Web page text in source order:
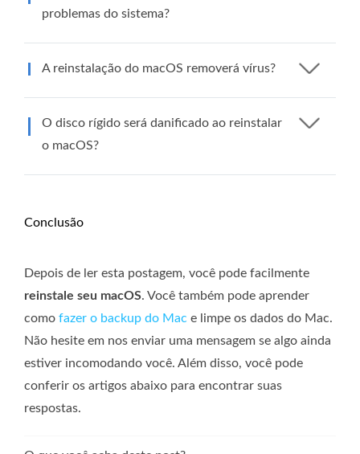
problemas do sistema?
A reinstalação do macOS removerá vírus?
O disco rígido será danificado ao reinstalar
o macOS?
Conclusão
Depois de ler esta postagem, você pode facilmente
reinstale seu macOS. Você também pode aprender
como fazer o backup do Mac e limpe os dados do Mac.
Não hesite em nos enviar uma mensagem se algo ainda
estiver incomodando você. Além disso, você pode
conferir os artigos abaixo para encontrar suas
respostas.